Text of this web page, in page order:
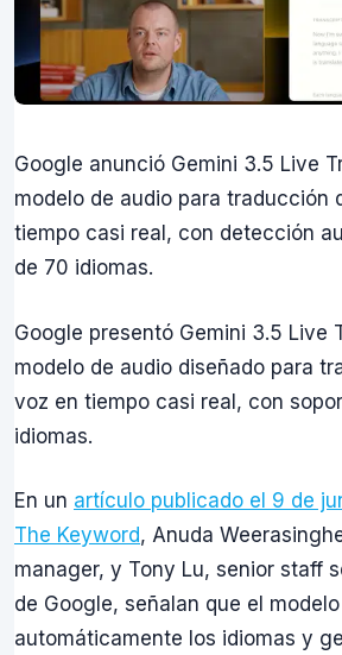
Google anunció Gemini 3.5 Live
modelo de audio para traducción
tiempo casi real, con detección
de 70 idiomas.
Google presentó Gemini 3.5 Live
modelo de audio diseñado para
voz en tiempo casi real, con
idiomas.
En un artículo publicado el 9 de
The Keyword, Anuda
manager, y Tony Lu, senior staff
de Google, señalan que el
automáticamente los idiomas y